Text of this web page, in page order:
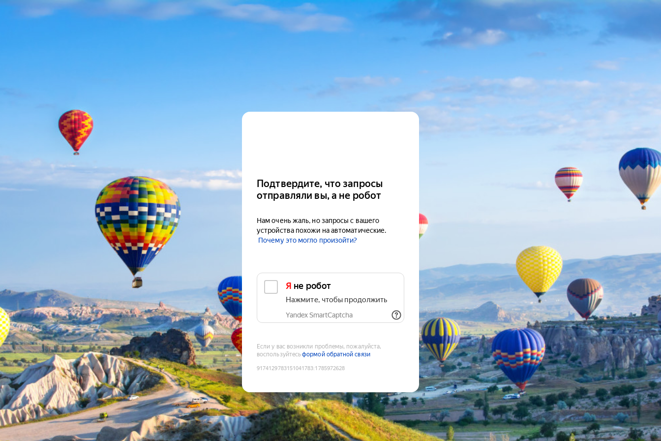
Подтвердите, что запросы
отправляли вы, а не робот
Нам очень жаль, но запросы с вашего
устройства похожи на автоматические.
Почему это могло произойти?
Я не робот
Нажмите, чтобы продолжить
Yandex SmartCaptcha
Если у вас возникли проблемы, пожалуйста,
воспользуйтесьформой обратной связи
9174129783151041783:1785972628